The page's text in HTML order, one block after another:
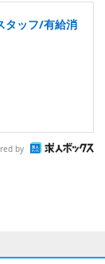
タッフ/有給消
by